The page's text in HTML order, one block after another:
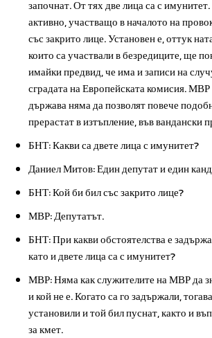
започнат. От тях две лица са с
активно, участващо в началото на
със закрито лице. Установен е, оттук
които са участвали в безредиците, ще
имайки предвид, че има и записи на
сградата на Европейската комисия. МВР
държава няма да позволят повече
прерастат в изтъпление, във вандански
БНТ: Какви са двете лица с имунитет?
Даниел Митов: Един депутат и един
БНТ: Кой би бил със закрито лице?
МВР: Депутатът.
БНТ: При какви обстоятелства е
като и двете лица са с имунитет?
МВР: Няма как служителите на МВР да
и кой не е. Когато са го задържали,
установили и той бил пуснат, както и
за кмет.